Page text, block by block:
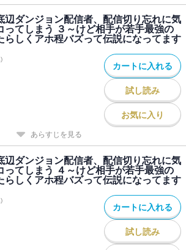
辺ダンジョン配信者、配信切り忘れに気
ってしまう ３～けど相手が若手最強の
らしくアホ程バズって伝説になってます
カートに入れる
試し読み
お気に入り
あらすじを見る
辺ダンジョン配信者、配信切り忘れに気
ってしまう ４～けど相手が若手最強の
らしくアホ程バズって伝説になってます
カートに入れる
試し読み